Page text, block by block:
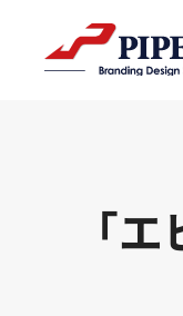
「